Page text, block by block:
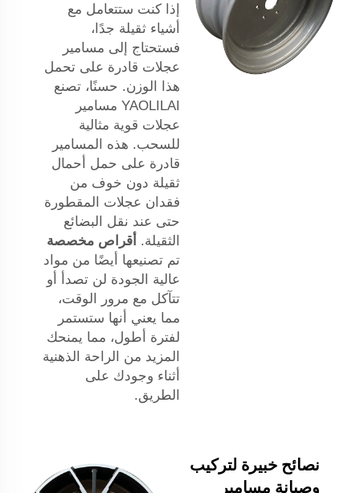
إذا كنت ستتعامل مع
أشياء ثقيلة جدًا،
فستحتاج إلى مسامير
عجلات قادرة على تحمل
هذا الوزن. حسنًا، تصنع
YAOLILAI مسامير
عجلات قوية مثالية
للسحب. هذه المسامير
قادرة على حمل أحمال
ثقيلة دون خوف من
فقدان عجلات المقطورة
حتى عند نقل البضائع
الثقيلة. أقراص مخصصة
تم تصنيعها أيضًا من مواد
عالية الجودة لن تصدأ أو
تتآكل مع مرور الوقت،
مما يعني أنها ستستمر
لفترة أطول، مما يمنحك
المزيد من الراحة الذهنية
أثناء وجودك على
الطريق.
نصائح خبيرة لتركيب
وصيانة مسامير